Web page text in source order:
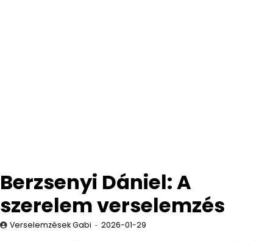
Berzsenyi Dániel: A
szerelem verselemzés
Verselemzések Gabi 2026-01-29